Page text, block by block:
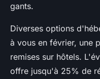
gants.
Diverses options
à vous en février, une
remises sur hôtels.
offre jusqu'à 25% de